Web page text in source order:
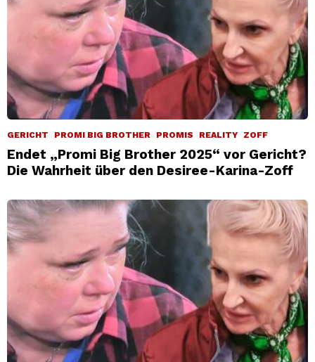
GERICHT PROMI BIG BROTHER PROMIS REALITY ZOFF
Endet „Promi Big Brother 2025“ vor Gericht?
Die Wahrheit über den Desiree-Karina-Zoff